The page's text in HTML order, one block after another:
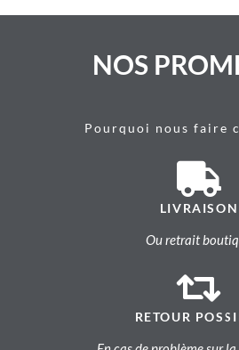
NOS
Pourquoi nous faire
LIVRAISON
Ou retrait
RETOUR